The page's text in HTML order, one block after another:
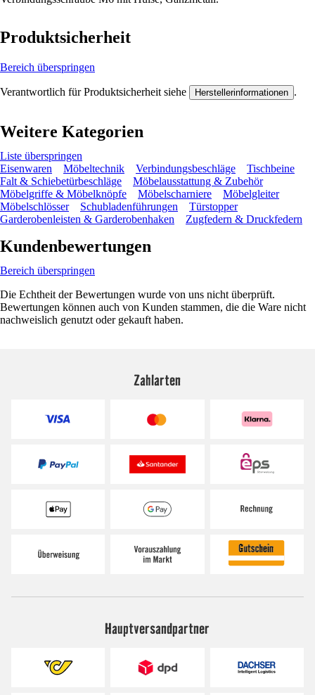
Produktsicherheit
Bereich überspringen
Verantwortlich für Produktsicherheit siehe Herstellerinformationen .
Weitere Kategorien
Liste überspringen
Eisenwaren
Möbeltechnik Verbindungsbeschläge
Tischbeine
Falt & Schiebetürbeschläge
Möbelausstattung & Zubehör
Möbelgriffe & Möbelknöpfe
Möbelscharniere
Möbelgleiter
Möbelschlösser
Schubladenführungen
Türstopper
Garderobenleisten & Garderobenhaken
Zugfedern & Druckfedern
Kundenbewertungen
Bereich überspringen
Die Echtheit der Bewertungen wurde von uns nicht überprüft.
Bewertungen können auch von Kunden stammen, die die Ware nicht
nachweislich genutzt oder gekauft haben.
Zahlarten
Hauptversandpartner